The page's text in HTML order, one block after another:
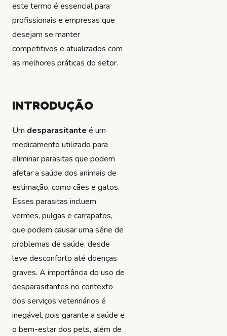
este termo é essencial para
profissionais e empresas que
desejam se manter
competitivos e atualizados com
as melhores práticas do setor.
INTRODUÇÃO
Um desparasitante é um
medicamento utilizado para
eliminar parasitas que podem
afetar a saúde dos animais de
estimação, como cães e gatos.
Esses parasitas incluem
vermes, pulgas e carrapatos,
que podem causar uma série de
problemas de saúde, desde
leve desconforto até doenças
graves. A importância do uso de
desparasitantes no contexto
dos serviços veterinários é
inegável, pois garante a saúde e
o bem-estar dos pets, além de